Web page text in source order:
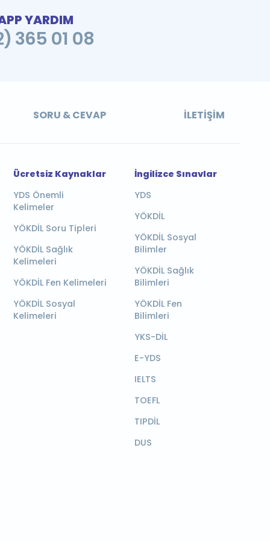
YARDIM
365 01 08
SORU & CEVAP İLETIŞIM
Ücretsiz Kaynaklar
YDS Önemli
Kelimeler
YÖKDİL Soru Tipleri
YÖKDİL Sağlık
Kelimeleri
YÖKDİL Fen Kelimeleri
YÖKDİL Sosyal
Kelimeleri
İngilizce Sınavlar
YDS
YÖKDİL
YÖKDİL Sosyal
Bilimler
YÖKDİL Sağlık
Bilimleri
YÖKDİL Fen
Bilimleri
YKS-DİL
E-YDS
IELTS
TOEFL
TIPDİL
DUS